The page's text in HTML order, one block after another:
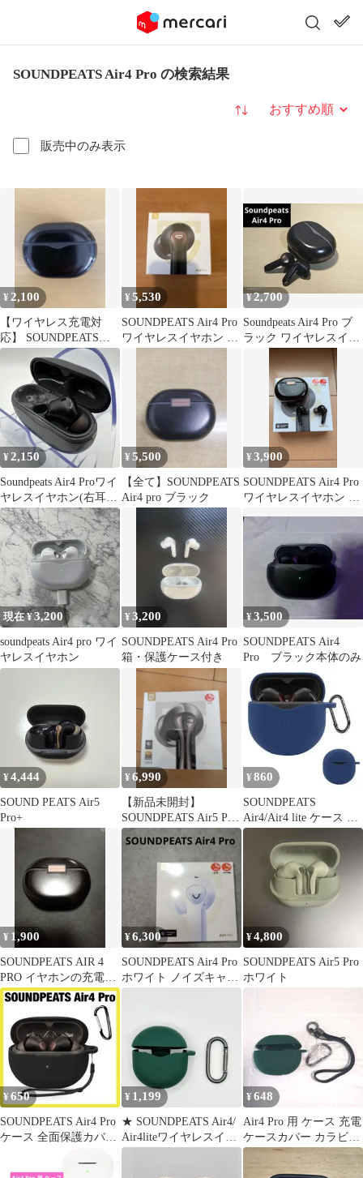
SOUNDPEATS Air4 Pro の検索結果
販売中のみ表示
並び替え
¥ 2,100
【ワイヤレス充電対
応】 SOUNDPEATS
Air4 Pro
¥5,530
SOUNDPEATS Air4 Pro
ワイヤレスイヤホン 本
¥2,700
Soundpeats Air4 Pro ブ
ラック ワイヤレスイヤ
¥2,150
Soundpeats Air4 Proワイ
ヤレスイヤホン(右耳の
み)
¥5,500
【全て】SOUNDPEATS
Air4 pro ブラック
¥3,900
SOUNDPEATS Air4 Pro
ワイヤレスイヤホン 本
現在 ¥ 3,200
soundpeats Air4 pro ワイ
ヤレスイヤホン
¥3,200
SOUNDPEATS Air4 Pro
箱・保護ケース付き
¥3,500
SOUNDPEATS Air4
Pro ブラック本体のみ
¥4,444
SOUND PEATS Air5
Pro+
¥6,990
【新品未開封】
SOUNDPEATS Air5 Pro
ワイヤレスイヤホン 本
体
¥ 860
SOUNDPEATS
Air4/Air4 lite ケース イ
ヤホン
¥ 1,900
SOUNDPEATS AIR 4
PRO イヤホンの充電ケ
ース
¥6,300
SOUNDPEATS Air4 Pro
ホワイト ノイズキャン
¥4,800
SOUNDPEATS Air5 Pro
ホワイト
¥650
SOUNDPEATS Air4 Pro
ケース 全面保護カバー
¥ 1,199
★ SOUNDPEATS Air4/
Air4liteワイヤレスイヤ
ホン用ケース
¥648
Air4 Pro 用 ケース 充電
ケースカバー カラビ
ナ・キーチェーン